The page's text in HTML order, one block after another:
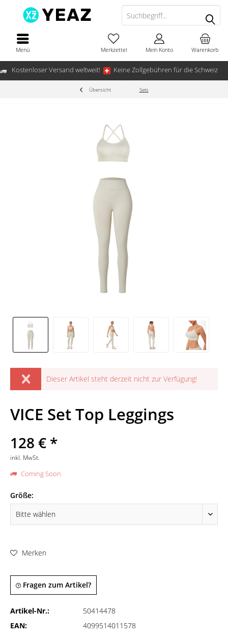
Kostenloser Versand weltweit! Keine Zollgebühren für die Schweiz
Menü Warenkorb
Merkzettel Mein Konto
Übersicht Sets
Dieser Artikel steht derzeit nicht zur Verfügung!
VICE Set Top Leggings
128 € *
inkl. MwSt.
Coming Soon
Größe:
Merken
Fragen zum Artikel?
Artikel-Nr.:
50414478
EAN:
4099514011578